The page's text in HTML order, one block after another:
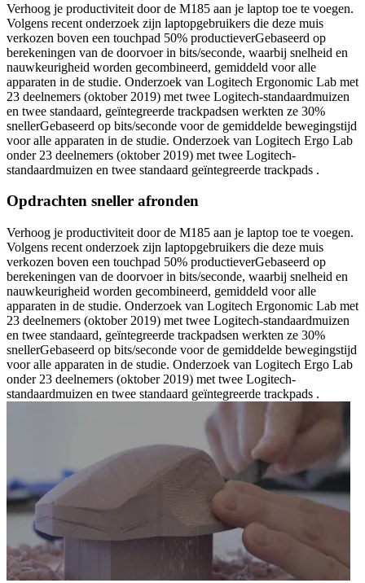
Verhoog je productiviteit door de M185 aan je laptop toe te voegen.
Volgens recent onderzoek zijn laptopgebruikers die deze muis
verkozen boven een touchpad 50% productieverGebaseerd op
berekeningen van de doorvoer in bits/seconde, waarbij snelheid en
nauwkeurigheid worden gecombineerd, gemiddeld voor alle
apparaten in de studie. Onderzoek van Logitech Ergonomic Lab met
23 deelnemers (oktober 2019) met twee Logitech-standaardmuizen
en twee standaard, geïntegreerde trackpadsen werkten ze 30%
snellerGebaseerd op bits/seconde voor de gemiddelde bewegingstijd
voor alle apparaten in de studie. Onderzoek van Logitech Ergo Lab
onder 23 deelnemers (oktober 2019) met twee Logitech-
standaardmuizen en twee standaard geïntegreerde trackpads .
Opdrachten sneller afronden
Verhoog je productiviteit door de M185 aan je laptop toe te voegen.
Volgens recent onderzoek zijn laptopgebruikers die deze muis
verkozen boven een touchpad 50% productieverGebaseerd op
berekeningen van de doorvoer in bits/seconde, waarbij snelheid en
nauwkeurigheid worden gecombineerd, gemiddeld voor alle
apparaten in de studie. Onderzoek van Logitech Ergonomic Lab met
23 deelnemers (oktober 2019) met twee Logitech-standaardmuizen
en twee standaard, geïntegreerde trackpadsen werkten ze 30%
snellerGebaseerd op bits/seconde voor de gemiddelde bewegingstijd
voor alle apparaten in de studie. Onderzoek van Logitech Ergo Lab
onder 23 deelnemers (oktober 2019) met twee Logitech-
standaardmuizen en twee standaard geïntegreerde trackpads .